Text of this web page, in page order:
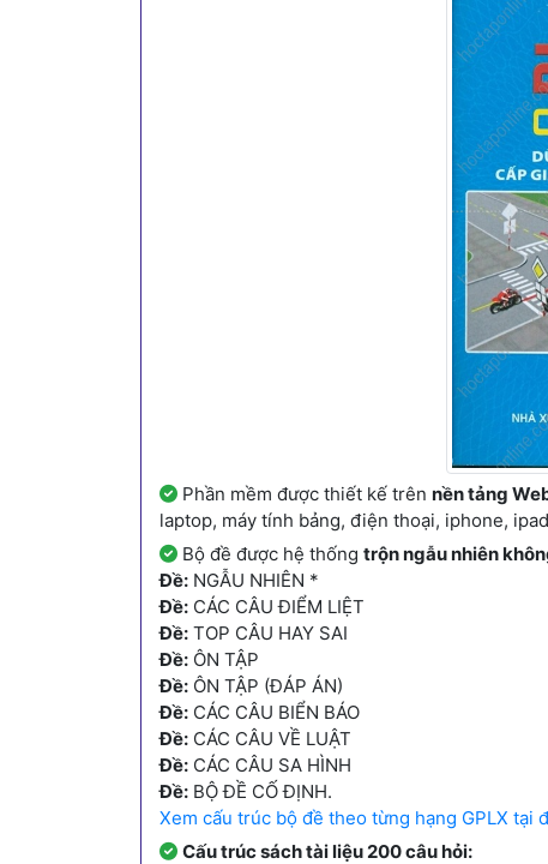
Phần mềm được thiết kế trên nền tảng
laptop, máy tính bảng, điện thoại, iphone,
Bộ đề được hệ thống trộn ngẫu nhiên
Đề: NGẪU NHIÊN *
Đề: CÁC CÂU ĐIỂM LIỆT
Đề: TOP CÂU HAY SAI
Đề: ÔN TẬP
Đề: ÔN TẬP (ĐÁP ÁN)
Đề: CÁC CÂU BIỂN BÁO
Đề: CÁC CÂU VỀ LUẬT
Đề: CÁC CÂU SA HÌNH
Đề: BỘ ĐỀ CỐ ĐỊNH.
Xem cấu trúc bộ đề theo từng hạng GPLX tại
Cấu trúc sách tài liệu 200 câu hỏi: